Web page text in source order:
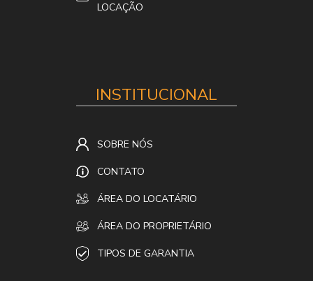
LOCAÇÃO
INSTITUCIONAL
SOBRE NÓS
CONTATO
ÁREA DO LOCATÁRIO
ÁREA DO PROPRIETÁRIO
TIPOS DE GARANTIA